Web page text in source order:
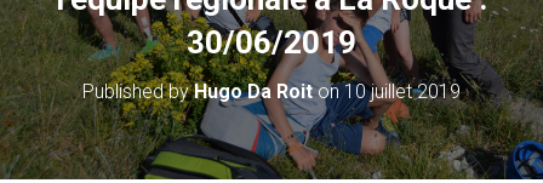
30/06/2019
Published byHugo Da Roiton 10 juillet 2019